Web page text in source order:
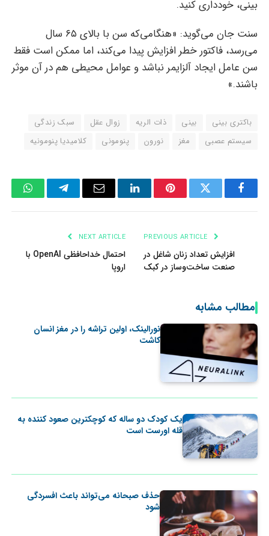
بینی، خودداری کنید.
سنت جان می‌گوید: «هنگامی‌که سن با بالای ۶۵ سال
می‌رسد، فاکتور خطر افزایش پیدا می‌کند، اما ممکن است فقط
سن عامل ایجاد آلزایمر نباشد و عوامل محیطی هم در آن موثر
باشند.»
باکتری بینی بینی ذات الریه زوال عقل
سبک زندگی
سیستم عصبی
مغز نورون پنومونی کلامیدیا پنومونیه
Facebook
Twitter
Pinterest
LinkedIn
Email
Telegram
افزایش تعداد زنان شاغل در
صنعت ساخت‌وساز در کبک
NEXT ARTICLE
احتمال خداحافظی OpenAI با
اروپا
مطالب مشابه
نورالینک، اولین تراشه را در مغز انسان
کاشت
یک کودک دو ساله که کوچکترین صعود کننده به
قله اورست است
حذف صبحانه می‌تواند باعث افسردگی
‌شود